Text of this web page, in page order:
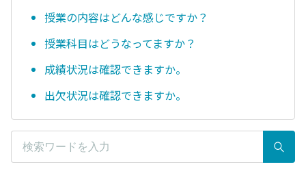
授業の内容はどんな感じですか？
授業科目はどうなってますか？
成績状況は確認できますか。
出欠状況は確認できますか。